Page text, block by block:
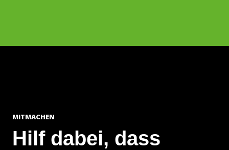
MITMACHEN
Hilf dabei, dass